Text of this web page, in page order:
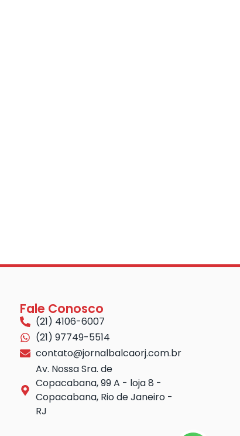
Fale Conosco
(21) 4106-6007
(21) 97749-5514
contato@jornalbalcaorj.com.br
Av. Nossa Sra. de
Copacabana, 99 A - loja 8 -
Copacabana, Rio de Janeiro -
RJ